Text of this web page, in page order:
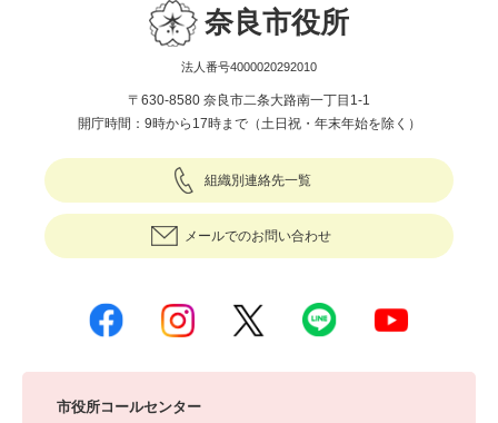
奈良市役所
法人番号4000020292010
〒630-8580 奈良市二条大路南一丁目1-1
開庁時間：9時から17時まで（土日祝・年末年始を除く）
組織別連絡先一覧
メールでのお問い合わせ
市役所コールセンター